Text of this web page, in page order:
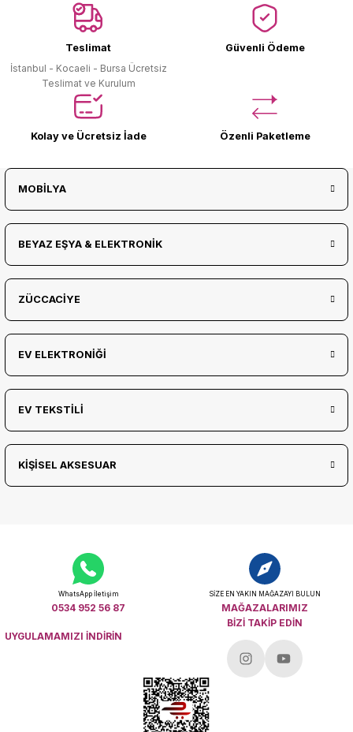
Teslimat
İstanbul - Kocaeli - Bursa Ücretsiz
Teslimat ve Kurulum
Güvenli Ödeme
Kolay ve Ücretsiz İade Özenli Paketleme
MOBİLYA
BEYAZ EŞYA & ELEKTRONİK
ZÜCCACİYE
EV ELEKTRONİĞİ
EV TEKSTİLİ
KİŞİSEL AKSESUAR
WhatsApp İletişim
0534 952 56 87
SİZE EN YAKIN MAĞAZAYI BULUN
MAĞAZALARIMIZ
UYGULAMAMIZI İNDİRİN
BİZİ TAKİP EDİN